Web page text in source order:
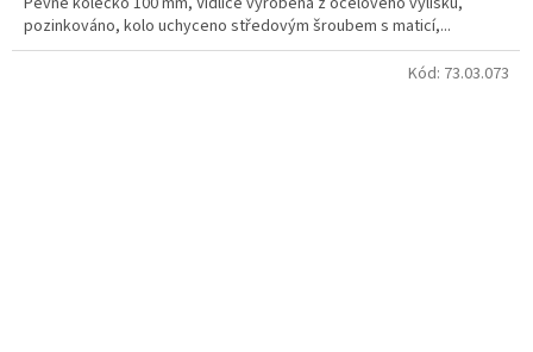
pozinkováno, kolo uchyceno středovým šroubem s maticí,...
Kód: 73.03.073